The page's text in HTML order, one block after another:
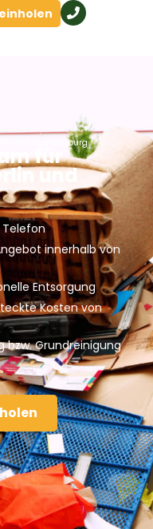
und Brandenburg
für
und
innerhalb von
Entsorgung
Kosten von
bzw. Grundreinigung